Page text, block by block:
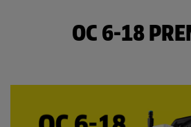
OC 6-18